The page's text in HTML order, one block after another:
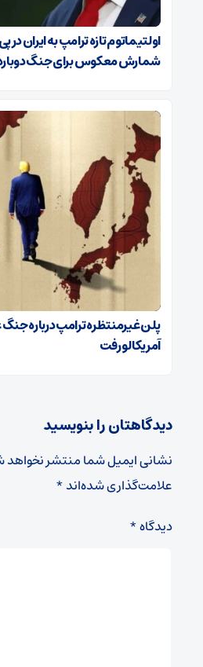
اولتیماتوم تازه ترامپ به ایران
شمارش معکوس برای جنگ
پلن غیرمنتظره ترامپ درباره
آمریکا لو رفت
دیدگاهتان را بنویسید
نشانی ایمیل شما منتشر
علامت‌گذاری شده‌اند*
دیدگاه*